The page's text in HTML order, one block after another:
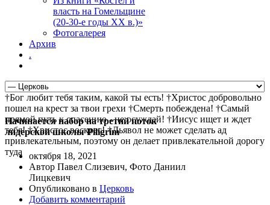
власть на Гомельщине
(20-30-е годы ХХ в.)»
Фотогалерея
Архив
.
†Бог любит тебя таким, какой ты есть! †Христос добровольно
пошел на крест за твои грехи †Смерть побеждена! †Самый
прямой путь к спасению - не осуждай! †Иисус ищет и ждет
тебя! †Христос воскрес! †Дьявол не может сделать ад
привлекательным, поэтому он делает привлекательной дорогу
туда
Начинается набор на третий поток
лидерской школы Piligrim
октября 18, 2021
Автор Павел Слизевич, Фото Даниил
Лицкевич
Опубликовано в Церковь
Добавить комментарий